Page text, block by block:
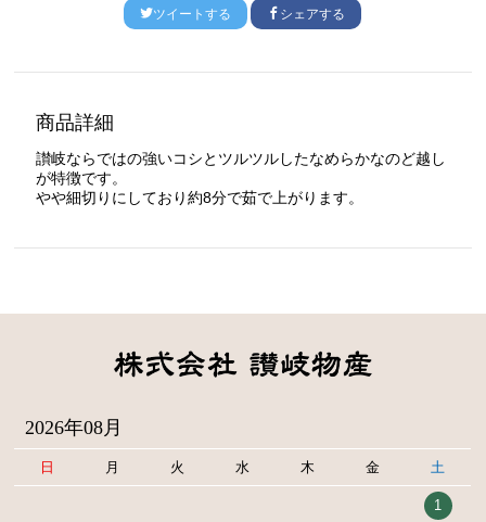
ツイートする シェアする
商品詳細
讃岐ならではの強いコシとツルツルしたなめらかなのど越し
が特徴です。
やや細切りにしており約8分で茹で上がります。
2026年08月
日 月 火 水 木 金 土
1